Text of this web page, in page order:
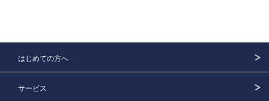
はじめての方へ
サービス